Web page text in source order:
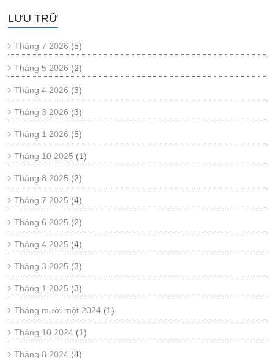
LƯU TRỮ
Tháng 7 2026 (5)
Tháng 5 2026 (2)
Tháng 4 2026 (3)
Tháng 3 2026 (3)
Tháng 1 2026 (5)
Tháng 10 2025 (1)
Tháng 8 2025 (2)
Tháng 7 2025 (4)
Tháng 6 2025 (2)
Tháng 4 2025 (4)
Tháng 3 2025 (3)
Tháng 1 2025 (3)
Tháng mười một 2024 (1)
Tháng 10 2024 (1)
Tháng 8 2024 (4)